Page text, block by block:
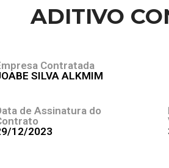
ADITIVO
Contratada
SILVA ALKMIM
de Assinatura do
12/2023